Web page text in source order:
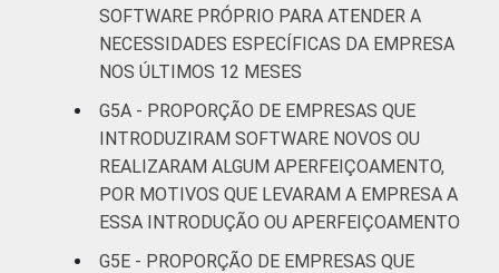
1Base: 5.082 empresas que declararam ter
introduzido novos software ou atualizado os
já utilizados nos últimos 12 meses, com 10
ou mais pessoas ocupadas, que constituem
os seguintes segmentos da CNAE 2.0 (C, F, G,
H, I, J, L, M, N, R e S). Respostas estimuladas
e rodiziadas. Dados coletados entre
setembro de 2014 e março de 2015.
Fonte: NIC.br - set 2014 / mar 2015
SOFTWARE PRÓPRIO PARA ATENDER A
NECESSIDADES ESPECÍFICAS DA EMPRESA
NOS ÚLTIMOS 12 MESES
G5A - PROPORÇÃO DE EMPRESAS QUE
INTRODUZIRAM SOFTWARE NOVOS OU
REALIZARAM ALGUM APERFEIÇOAMENTO,
POR MOTIVOS QUE LEVARAM A EMPRESA A
ESSA INTRODUÇÃO OU APERFEIÇOAMENTO
G5E - PROPORÇÃO DE EMPRESAS QUE